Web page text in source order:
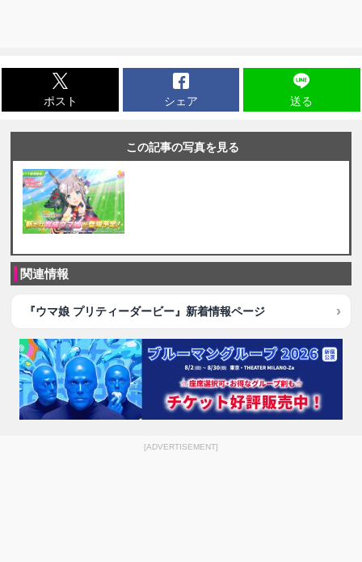
ポスト シェア 送る
この記事の写真を見る
関連情報
『ウマ娘 プリティーダービー』新着情報ページ
[ADVERTISEMENT]